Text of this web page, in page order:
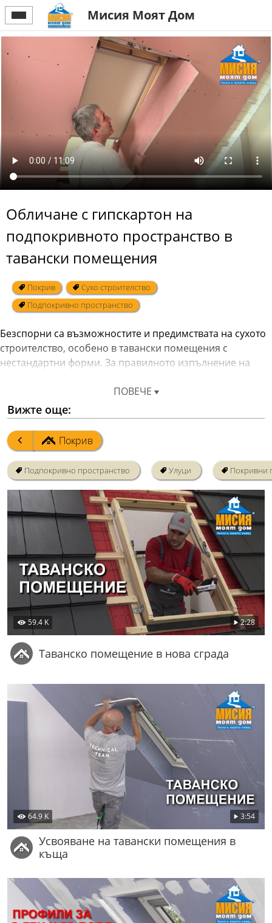
Мисия Моят Дом
Обличане с гипскартон на
подпокривното пространство в
тавански помещения
Покрив
Сухо строителство
Подпокривно пространство
Безспорни са възможностите и предимствата на сухото
строителство, особено в тавански помещения с
нестандартни форми. За правилното изпълнение на
окачвачи и по-специален начин на работа.
Препоръчително е да се използва пожароустойчив
гипскартон.
ПОВЕЧЕ
Вижте още:
Покрив
Подпокривно пространство Улуци Покривни
59.4 K 2:28
Таванско помещение в нова сграда
64.9 K 3:54
Усвояване на тавански помещения в
къща